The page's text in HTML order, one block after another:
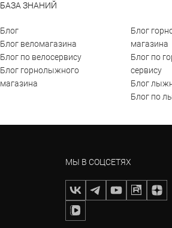
БАЗА ЗНАНИЙ
Блог
Блог веломагазина
Блог по велосервису
Блог горнолыжного
магазина
Блог
магазина
Блог по
сервису
Блог
Блог по
МЫ В СОЦСЕТЯХ